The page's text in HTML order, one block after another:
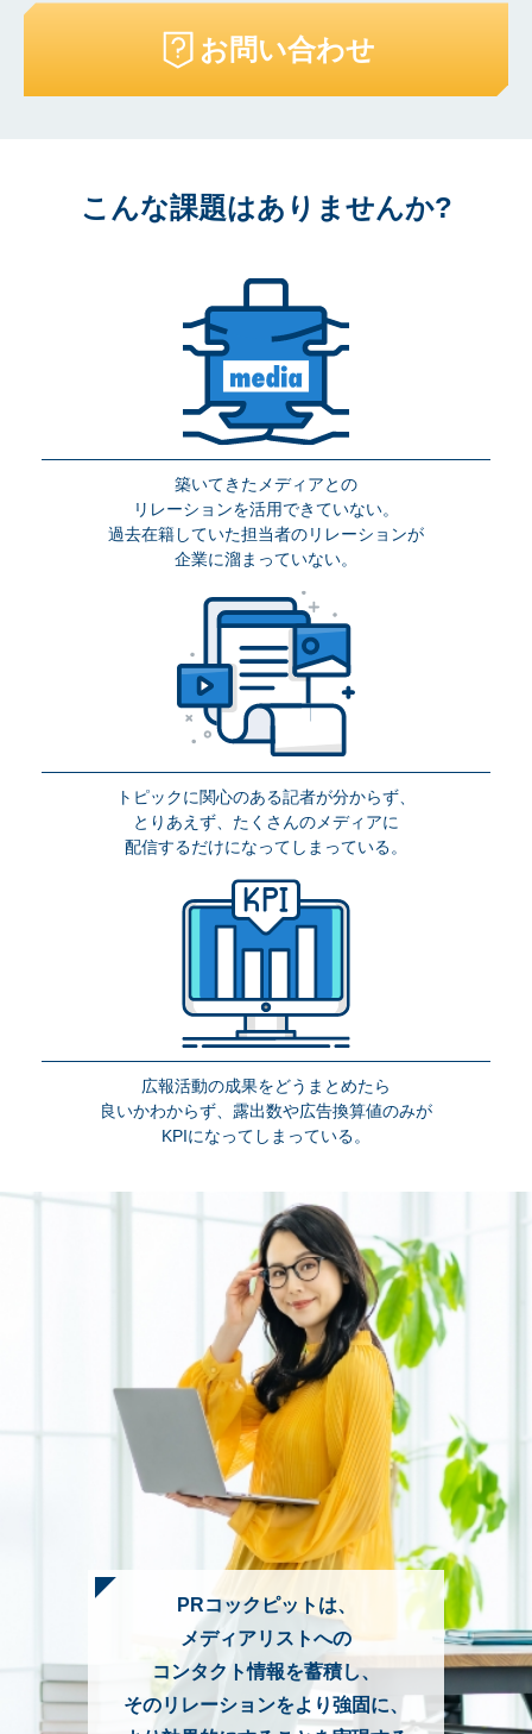
お問い合わせ
こんな課題はありませんか?
築いてきたメディアとの
リレーションを活用できていない。
過去在籍していた担当者のリレーションが
企業に溜まっていない。
トピックに関心のある記者が分からず、
とりあえず、たくさんのメディアに
配信するだけになってしまっている。
広報活動の成果をどうまとめたら
良いかわからず、露出数や広告換算値のみが
KPIになってしまっている。
PRコックピットは、
メディアリストへの
コンタクト情報を蓄積し、
そのリレーションをより強固に、